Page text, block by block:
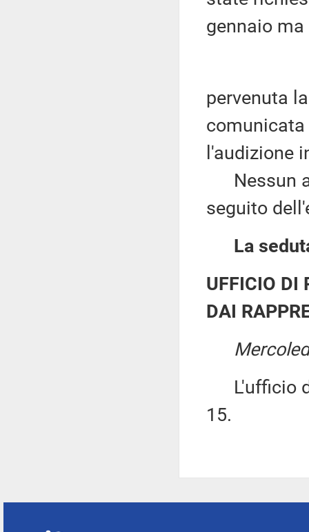
gennaio
pervenuta
l'audizione
Nessun
seguito
La
UFFICIO DI
DAI
L'ufficio di
15.